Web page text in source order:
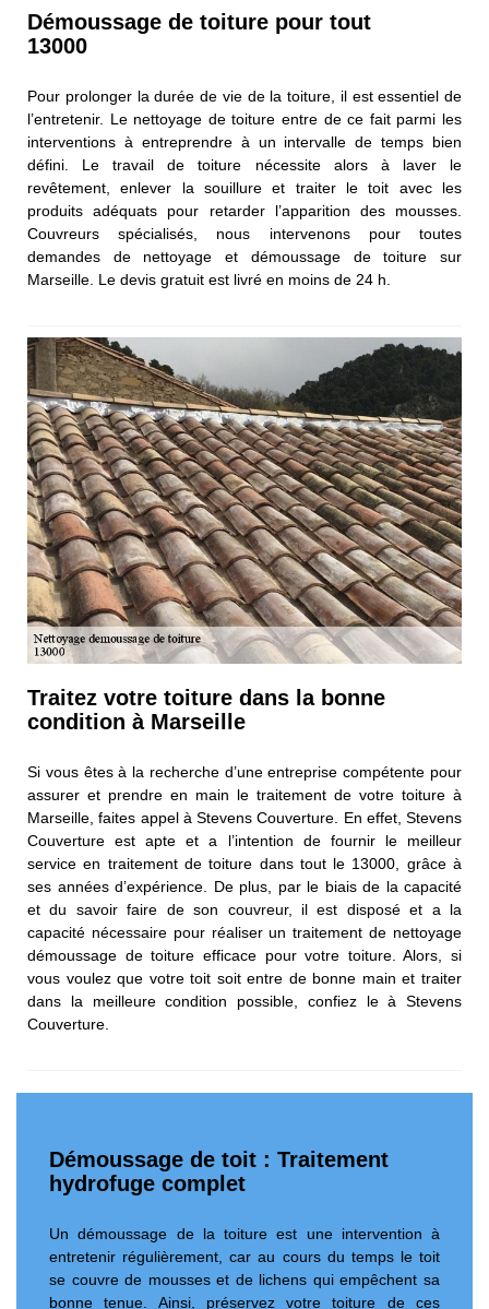
Démoussage de toiture pour tout
13000
Pour prolonger la durée de vie de la toiture, il est essentiel de
l’entretenir. Le nettoyage de toiture entre de ce fait parmi les
interventions à entreprendre à un intervalle de temps bien
défini. Le travail de toiture nécessite alors à laver le
revêtement, enlever la souillure et traiter le toit avec les
produits adéquats pour retarder l’apparition des mousses.
Couvreurs spécialisés, nous intervenons pour toutes
demandes de nettoyage et démoussage de toiture sur
Marseille. Le devis gratuit est livré en moins de 24 h.
Traitez votre toiture dans la bonne
condition à Marseille
Si vous êtes à la recherche d’une entreprise compétente pour
assurer et prendre en main le traitement de votre toiture à
Marseille, faites appel à Stevens Couverture. En effet, Stevens
Couverture est apte et a l’intention de fournir le meilleur
service en traitement de toiture dans tout le 13000, grâce à
ses années d’expérience. De plus, par le biais de la capacité
et du savoir faire de son couvreur, il est disposé et a la
capacité nécessaire pour réaliser un traitement de nettoyage
démoussage de toiture efficace pour votre toiture. Alors, si
vous voulez que votre toit soit entre de bonne main et traiter
dans la meilleure condition possible, confiez le à Stevens
Couverture.
Démoussage de toit : Traitement
hydrofuge complet
Un démoussage de la toiture est une intervention à
entretenir régulièrement, car au cours du temps le toit
se couvre de mousses et de lichens qui empêchent sa
bonne tenue. Ainsi, préservez votre toiture de ces